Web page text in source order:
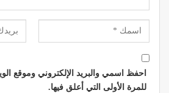
احفظ اسمي والبريد الإلكتروني وموقع
للمرة الأولى التي أعلق فيها.